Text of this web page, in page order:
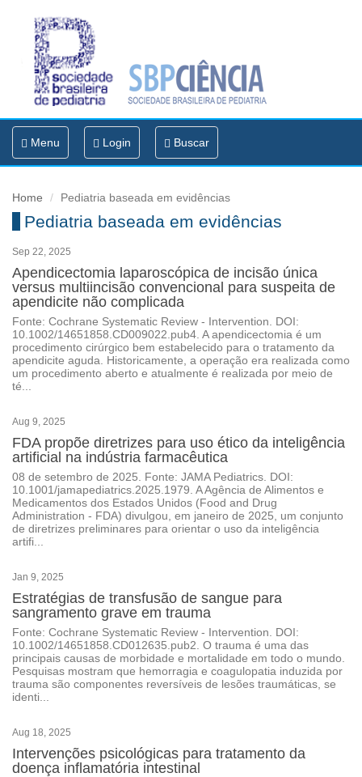
Toggle
navigation
Menu Login Buscar
Home Pediatria baseada em evidências
Pediatria baseada em evidências
Sep 22, 2025
Apendicectomia laparoscópica de incisão única
versus multiincisão convencional para suspeita de
apendicite não complicada
Fonte: Cochrane Systematic Review - Intervention. DOI:
10.1002/14651858.CD009022.pub4. A apendicectomia é um
procedimento cirúrgico bem estabelecido para o tratamento da
apendicite aguda. Historicamente, a operação era realizada como
um procedimento aberto e atualmente é realizada por meio de
té...
Aug 9, 2025
FDA propõe diretrizes para uso ético da inteligência
artificial na indústria farmacêutica
08 de setembro de 2025. Fonte: JAMA Pediatrics. DOI:
10.1001/jamapediatrics.2025.1979. A Agência de Alimentos e
Medicamentos dos Estados Unidos (Food and Drug
Administration - FDA) divulgou, em janeiro de 2025, um conjunto
de diretrizes preliminares para orientar o uso da inteligência
artifi...
Jan 9, 2025
Estratégias de transfusão de sangue para
sangramento grave em trauma
Fonte: Cochrane Systematic Review - Intervention. DOI:
10.1002/14651858.CD012635.pub2. O trauma é uma das
principais causas de morbidade e mortalidade em todo o mundo.
Pesquisas mostram que hemorragia e coagulopatia induzida por
trauma são componentes reversíveis de lesões traumáticas, se
identi...
Aug 18, 2025
Intervenções psicológicas para tratamento da
doença inflamatória intestinal